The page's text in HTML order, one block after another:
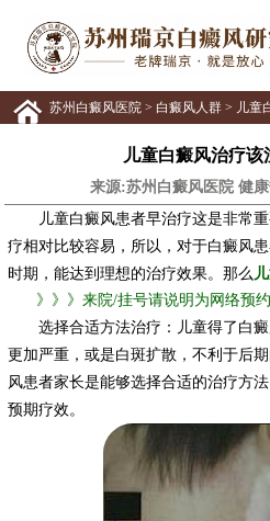
苏州白癜风医院> 白癜风人群> 儿童
儿童白癜风治疗
来源:苏州白癜风医院 健
儿童白癜风患者早治疗这是非常重
疗相对比较容易，所以，对于白癜风
时期，能达到理想的治疗效果。那么
》》》来院/挂号请说明为网络预
选择合适方法治疗：儿童得了白癜
更加严重，或是白斑扩散，不利于后
风患者家长是能够选择合适的治疗方
预期疗效。